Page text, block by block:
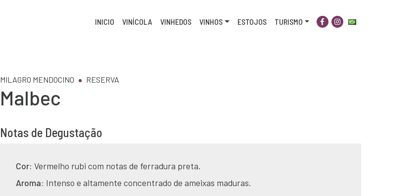
INICIO VINÍCOLA VINHEDOS VINHOS ESTOJOS TURISMO
MILAGRO MENDOCINO RESERVA
Malbec
Notas de Degustação
Cor: Vermelho rubi com notas de ferradura preta.
Aroma: Intenso e altamente concentrado de ameixas maduras.